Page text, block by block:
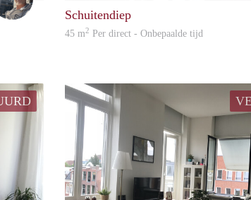
Schuitendiep
45 m2 Per direct - Onbepaalde tijd